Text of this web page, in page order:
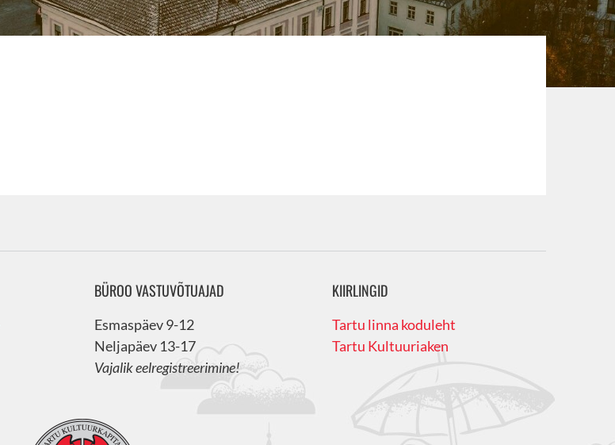
BÜROO VASTUVÕTUAJAD
Esmaspäev 9-12
Neljapäev 13-17
Vajalik eelregistreerimine!
KIIRLINGID
Tartu linna koduleht
Tartu Kultuuriaken